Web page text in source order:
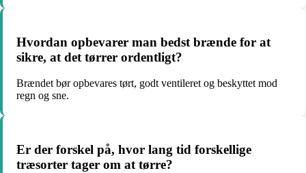
Hvordan opbevarer man bedst brænde for at
sikre, at det tørrer ordentligt?
Brændet bør opbevares tørt, godt ventileret og beskyttet mod
regn og sne.
Er der forskel på, hvor lang tid forskellige
træsorter tager om at tørre?